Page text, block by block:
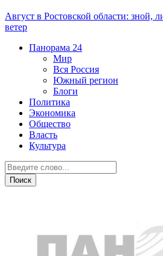
Август в Ростовской области: зной,
ветер
Панорама 24
Мир
Вся Россия
Южный регион
Блоги
Политика
Экономика
Общество
Власть
Культура